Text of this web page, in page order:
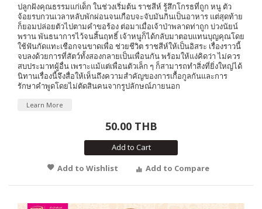
ปลูกฝังคุณธรรมแก่เด็ก ในช่วงเริ่มต้น ราชสีห์ รู้สึกโกรธที่ถูก หนู ตัว
จ้อยรบกวนเวลาหลับพักผ่อนจนเกือบจะจับมันกินเป็นอาหาร แต่สุดท้าย
ก็ยอมปล่อยตัวไปตามคำขอร้อง ต่อมาเมื่อเจ้าป่าพลาดท่าถูก บ่วงนัยน์
พราน พันธนาการไว้จนสิ้นฤทธิ์ เจ้าหนูก็ได้กลับมาตอบแทนบุญคุณโดย
ใช้ฟันกัดแทะเชือกจนขาดเพื่อ ช่วยชีวิต ราชสีห์ให้เป็นอิสระ เรื่องราวนี้
จบลงด้วยการที่สัตว์ทั้งสองกลายเป็นเพื่อนกัน พร้อมให้แง่คิดว่า ไม่ควร
สบประมาทผู้อื่น เพราะแม้แต่เพื่อนตัวเล็ก ๆ ก็สามารถทำสิ่งที่ยิ่งใหญ่ได้
นิทานเรื่องนี้จึงสื่อให้เห็นถึงความสำคัญของการเกื้อกูลกันและการ
รักษาคำพูดโดยไม่ตัดสินคนจากรูปลักษณ์ภายนอก
Learn More
50.00 THB
Add to Cart
Add to Wishlist
Add to Compare